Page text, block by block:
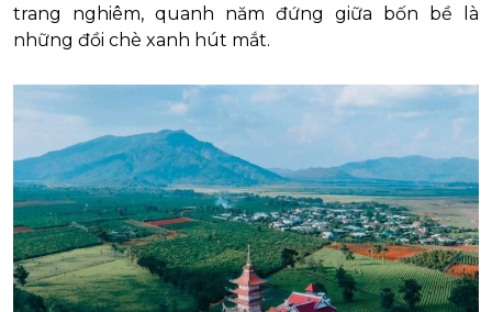
trang nghiêm, quanh năm đứng giữa bốn bề là
những đồi chè xanh hút mắt.